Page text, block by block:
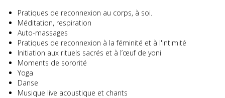
Pratiques de reconnexion au corps, à soi.
Méditation, respiration
Auto-massages
Pratiques de reconnexion à la féminité et à l'intimité
Initiation aux rituels sacrés et à l’œuf de yoni
Moments de sororité
Yoga
Danse
Musique live acoustique et chants